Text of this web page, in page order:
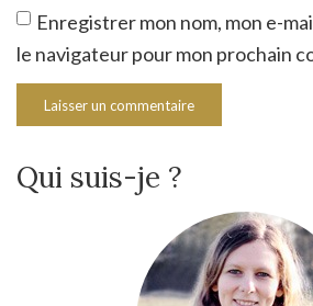
Enregistrer mon nom, mon e-
le navigateur pour mon prochain
Qui suis-je ?